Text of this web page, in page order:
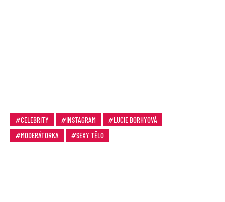
CELEBRITY INSTAGRAM
LUCIE BORHYOVÁ
MODERÁTORKA
SEXY TĚLO